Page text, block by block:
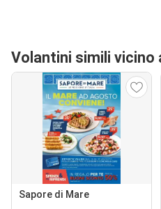
Volantini simili vicino
Sapore di Mare